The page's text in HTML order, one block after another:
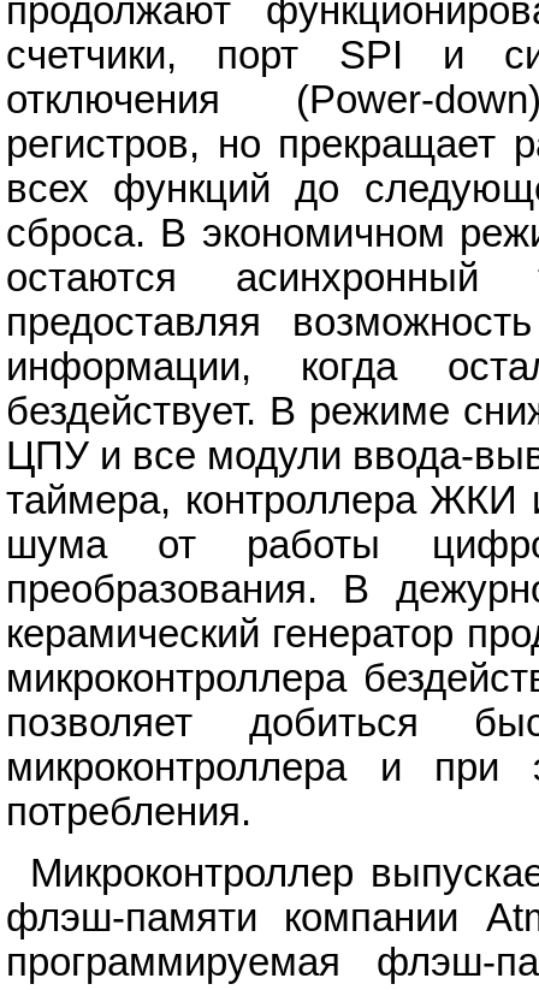
продолжают
счетчики, порт SPI и
отключения (Power-
регистров, но прекращает
всех функций до
сброса. В экономичном
остаются
предоставляя
информации, когда
бездействует. В режиме
ЦПУ и все модули ввода-
таймера, контроллера ЖКИ
шума от работы
преобразования. В
керамический генератор
микроконтроллера
позволяет добиться
микроконтроллера и
потребления.
Микроконтроллер
флэш-памяти компании
программируемая флэш-